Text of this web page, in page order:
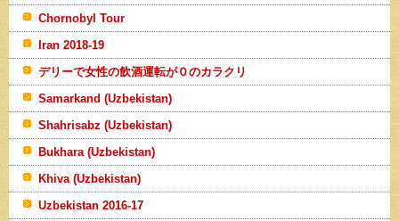
Chornobyl Tour
Iran 2018-19
デリーで女性の飲酒運転が０のカラクリ
Samarkand (Uzbekistan)
Shahrisabz (Uzbekistan)
Bukhara (Uzbekistan)
Khiva (Uzbekistan)
Uzbekistan 2016-17